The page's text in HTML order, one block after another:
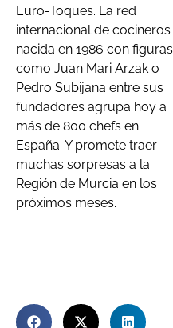
Euro-Toques. La red
internacional de cocineros
nacida en 1986 con figuras
como Juan Mari Arzak o
Pedro Subijana entre sus
fundadores agrupa hoy a
más de 800 chefs en
España. Y promete traer
muchas sorpresas a la
Región de Murcia en los
próximos meses.